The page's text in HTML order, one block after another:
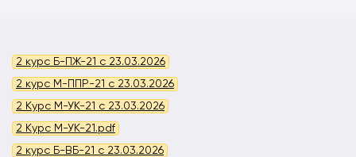
2 курс Б-ПЖ-21 с 23.03.2026
2 курс М-ППР-21 с 23.03.2026
2 Курс М-УК-21 с 23.03.2026
2 Курс М-УК-21.pdf
2 курс Б-ВБ-21 с 23.03.2026